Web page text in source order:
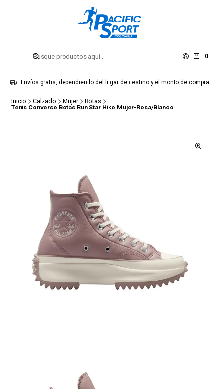
0
Envíos gratis, dependiendo del lugar de destino y el monto de compra
Inicio Calzado Mujer
Botas
Tenis Converse Botas Run Star Hike Mujer-Rosa/Blanco